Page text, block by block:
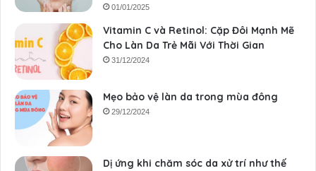
01/01/2025
Vitamin C và Retinol: Cặp Đôi Mạnh Mẽ
Cho Làn Da Trẻ Mãi Với Thời Gian
31/12/2024
Mẹo bảo vệ làn da trong mùa đông
29/12/2024
Dị ứng khi chăm sóc da xử trí như thế